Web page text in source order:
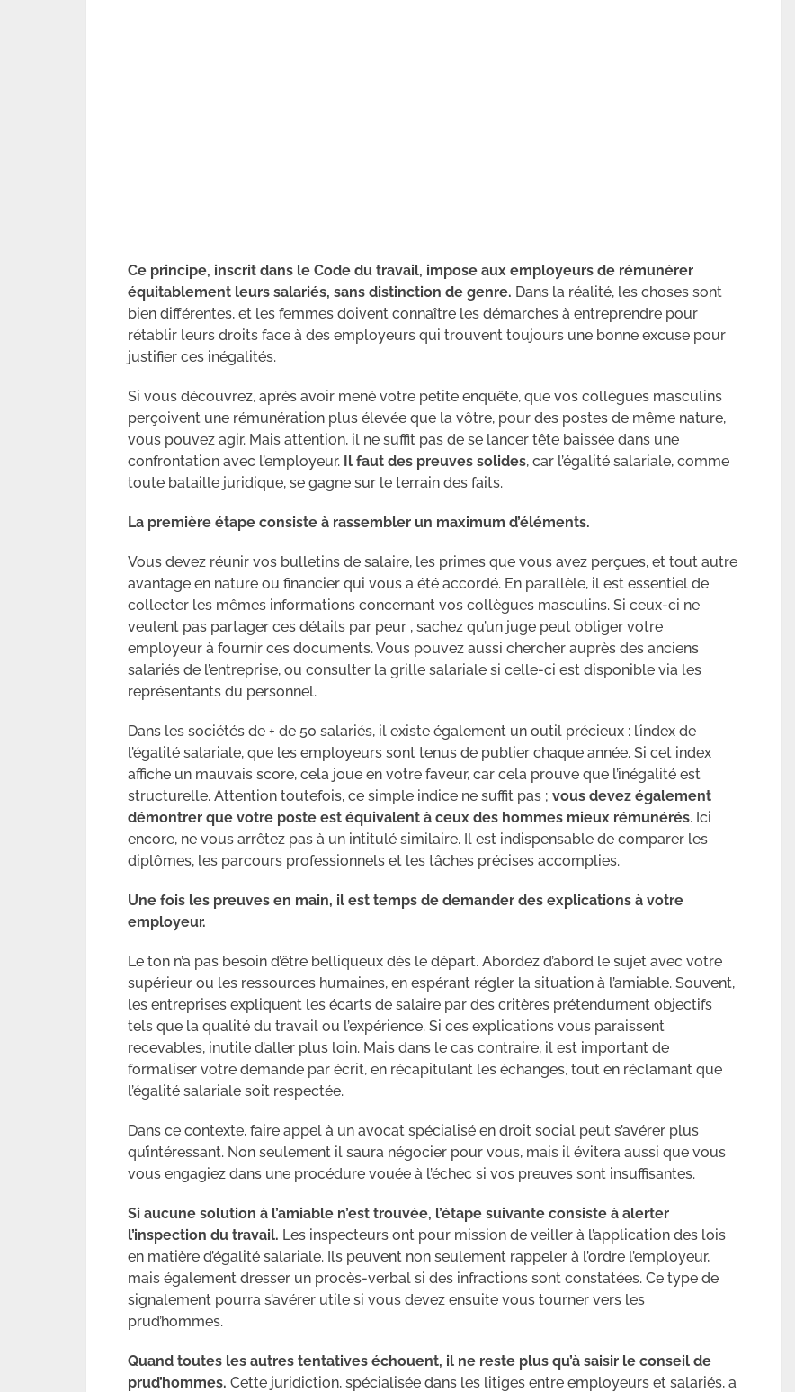
Ce principe, inscrit dans le Code du travail, impose aux employeurs de rémunérer
équitablement leurs salariés, sans distinction de genre. Dans la réalité, les choses sont
bien différentes, et les femmes doivent connaître les démarches à entreprendre pour
rétablir leurs droits face à des employeurs qui trouvent toujours une bonne excuse pour
justifier ces inégalités.
Si vous découvrez, après avoir mené votre petite enquête, que vos collègues masculins
perçoivent une rémunération plus élevée que la vôtre, pour des postes de même nature,
vous pouvez agir. Mais attention, il ne suffit pas de se lancer tête baissée dans une
confrontation avec l’employeur. Il faut des preuves solides, car l’égalité salariale, comme
toute bataille juridique, se gagne sur le terrain des faits.
La première étape consiste à rassembler un maximum d’éléments.
Vous devez réunir vos bulletins de salaire, les primes que vous avez perçues, et tout autre
avantage en nature ou financier qui vous a été accordé. En parallèle, il est essentiel de
collecter les mêmes informations concernant vos collègues masculins. Si ceux-ci ne
veulent pas partager ces détails par peur , sachez qu’un juge peut obliger votre
employeur à fournir ces documents. Vous pouvez aussi chercher auprès des anciens
salariés de l’entreprise, ou consulter la grille salariale si celle-ci est disponible via les
représentants du personnel.
Dans les sociétés de + de 50 salariés, il existe également un outil précieux : l’index de
l’égalité salariale, que les employeurs sont tenus de publier chaque année. Si cet index
affiche un mauvais score, cela joue en votre faveur, car cela prouve que l’inégalité est
structurelle. Attention toutefois, ce simple indice ne suffit pas ; vous devez également
démontrer que votre poste est équivalent à ceux des hommes mieux rémunérés. Ici
encore, ne vous arrêtez pas à un intitulé similaire. Il est indispensable de comparer les
diplômes, les parcours professionnels et les tâches précises accomplies.
Une fois les preuves en main, il est temps de demander des explications à votre
employeur.
Le ton n’a pas besoin d’être belliqueux dès le départ. Abordez d’abord le sujet avec votre
supérieur ou les ressources humaines, en espérant régler la situation à l’amiable. Souvent,
les entreprises expliquent les écarts de salaire par des critères prétendument objectifs
tels que la qualité du travail ou l’expérience. Si ces explications vous paraissent
recevables, inutile d’aller plus loin. Mais dans le cas contraire, il est important de
formaliser votre demande par écrit, en récapitulant les échanges, tout en réclamant que
l’égalité salariale soit respectée.
Dans ce contexte, faire appel à un avocat spécialisé en droit social peut s’avérer plus
qu’intéressant. Non seulement il saura négocier pour vous, mais il évitera aussi que vous
vous engagiez dans une procédure vouée à l’échec si vos preuves sont insuffisantes.
Si aucune solution à l’amiable n’est trouvée, l’étape suivante consiste à alerter
l’inspection du travail. Les inspecteurs ont pour mission de veiller à l’application des lois
en matière d’égalité salariale. Ils peuvent non seulement rappeler à l’ordre l’employeur,
mais également dresser un procès-verbal si des infractions sont constatées. Ce type de
signalement pourra s’avérer utile si vous devez ensuite vous tourner vers les
prud’hommes.
Quand toutes les autres tentatives échouent, il ne reste plus qu’à saisir le conseil de
prud’hommes. Cette juridiction, spécialisée dans les litiges entre employeurs et salariés, a